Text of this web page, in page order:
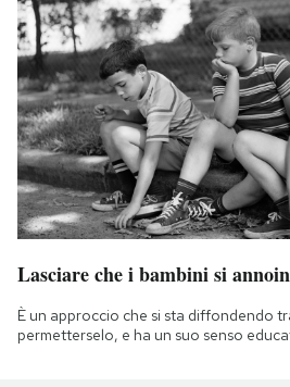
Lasciare che i bambini si
È un approccio che si sta diffondendo
permetterselo, e ha un suo senso